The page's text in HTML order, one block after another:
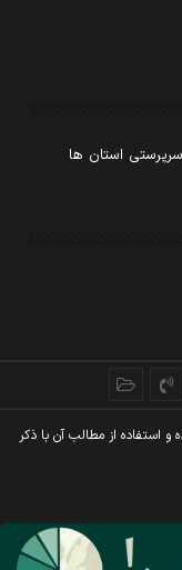
سرپرستی استان ها
استفاده از مطالب آن با ذکر